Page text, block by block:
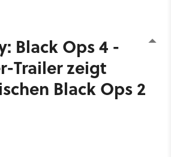
Black Ops 4 -
Trailer zeigt
Black Ops 2